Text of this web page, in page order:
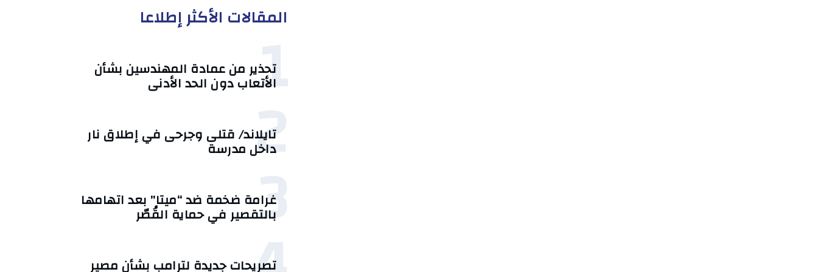
المقالات الأكثر إطلاعا
1
تحذير من عمادة المهندسين بشأن
الأتعاب دون الحد الأدنى
2
تايلاند/ قتلى وجرحى في إطلاق نار
داخل مدرسة
3
غرامة ضخمة ضد “ميتا” بعد اتهامها
بالتقصير في حماية القُصّر
تصريحات جديدة لترامب بشأن مصير